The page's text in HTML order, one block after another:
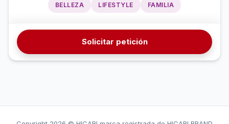
BELLEZA LIFESTYLE FAMILIA
Solicitar petición